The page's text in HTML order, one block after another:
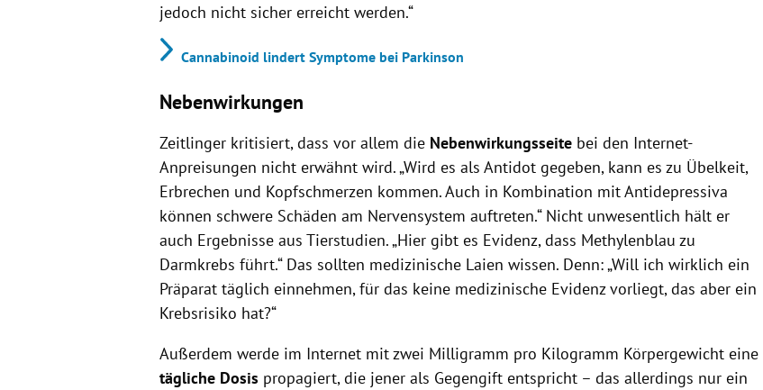
jedoch nicht sicher erreicht werden.“
Cannabinoid lindert Symptome bei Parkinson
Nebenwirkungen
Zeitlinger kritisiert, dass vor allem dieNebenwirkungsseitebei den Internet-
Anpreisungen nicht erwähnt wird. „Wird es als Antidot gegeben, kann es zu Übelkeit,
Erbrechen und Kopfschmerzen kommen. Auch in Kombination mit Antidepressiva
können schwere Schäden am Nervensystem auftreten.“ Nicht unwesentlich hält er
auch Ergebnisse aus Tierstudien. „Hier gibt es Evidenz, dass Methylenblau zu
Darmkrebs führt.“ Das sollten medizinische Laien wissen. Denn: „Will ich wirklich ein
Präparat täglich einnehmen, für das keine medizinische Evidenz vorliegt, das aber ein
Krebsrisiko hat?“
Außerdem werde im Internet mit zwei Milligramm pro Kilogramm Körpergewicht eine
tägliche Dosis propagiert, die jener als Gegengift entspricht – das allerdings nur ein